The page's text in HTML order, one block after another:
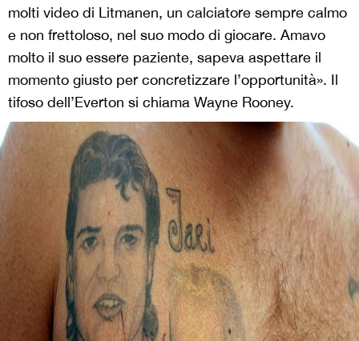
molti video di Litmanen, un calciatore sempre calmo
e non frettoloso, nel suo modo di giocare. Amavo
molto il suo essere paziente, sapeva aspettare il
momento giusto per concretizzare l’opportunità». Il
tifoso dell’Everton si chiama Wayne Rooney.